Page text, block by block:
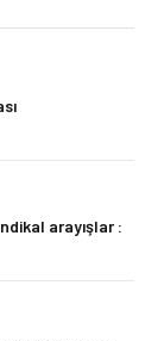
arayışlar :